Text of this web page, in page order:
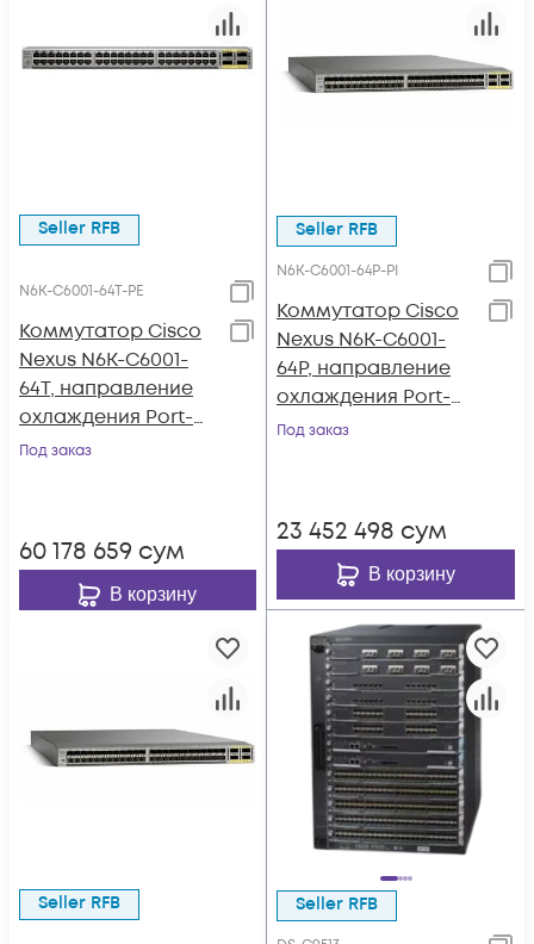
Seller RFB
N6K-C6001-64T-PE
Коммутатор Cisco
Nexus N6K-C6001-
64T, направление
охлаждения Port-
side Exhaust
Под заказ
60 178 659 сум
В корзину
Seller RFB
N6K-C6001-64P-PI
Коммутатор Cisco
Nexus N6K-C6001-
64P, направление
охлаждения Port-
side Intake
Под заказ
23 452 498 сум
В корзину
Seller RFB Seller RFB